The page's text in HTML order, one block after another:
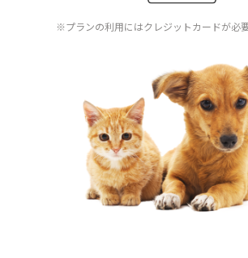
※プランの利用にはクレジットカードが必要